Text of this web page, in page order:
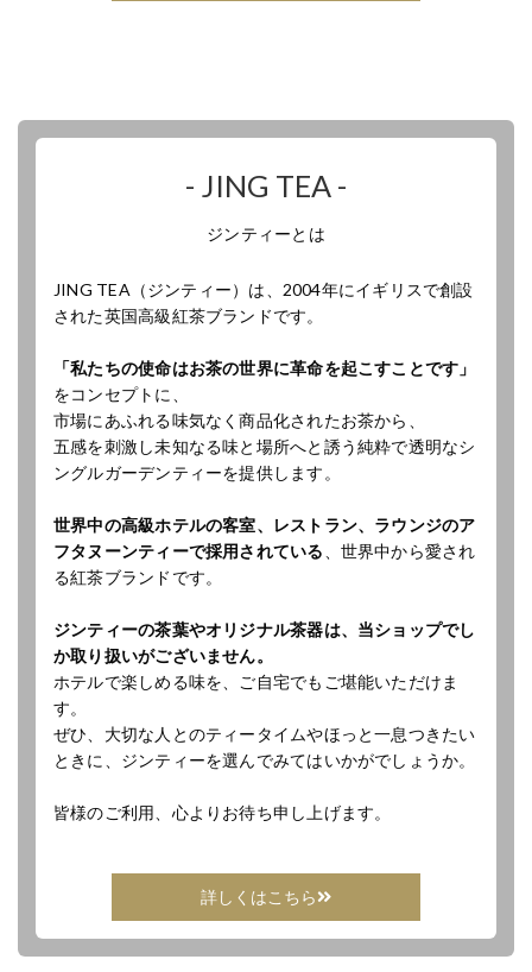
- JING TEA -
ジンティーとは
JING TEA（ジンティー）は、2004年にイギリスで創設
された英国高級紅茶ブランドです。
「私たちの使命はお茶の世界に革命を起こすことです」
をコンセプトに、
市場にあふれる味気なく商品化されたお茶から、
五感を刺激し未知なる味と場所へと誘う純粋で透明なシ
ングルガーデンティーを提供します。
世界中の高級ホテルの客室、レストラン、ラウンジのア
フタヌーンティーで採用されている 、世界中から愛され
る紅茶ブランドです。
ジンティーの茶葉やオリジナル茶器は、当ショップでし
か取り扱いがございません。
ホテルで楽しめる味を、ご自宅でもご堪能いただけま
す。
ぜひ、大切な人とのティータイムやほっと一息つきたい
ときに、ジンティーを選んでみてはいかがでしょうか。
皆様のご利用、心よりお待ち申し上げます。
詳しくはこちら